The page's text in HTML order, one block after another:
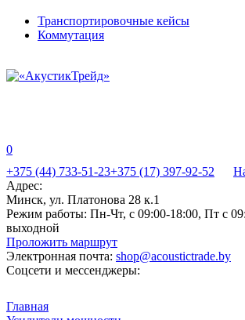
Транспортировочные кейсы
Коммутация
0
+375 (44) 733-51-23+375 (17) 397-92-52
Адрес:
Минск, ул. Платонова 28 к.1
Режим работы: Пн-Чт, с 09:00-18:00, Пт с
выходной
Проложить маршрут
Электронная почта: shop@acoustictrade.by
Соцсети и мессенджеры:
Главная